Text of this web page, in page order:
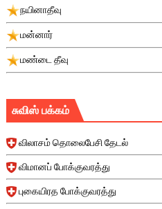
நயினாதீவு
மன்னார்
மண்டை தீவு
சுவிஸ் பக்கம்
விலாசம் தொலைபேசி தேடல்
விமானப் போக்குவரத்து
புகையிரத போக்குவரத்து